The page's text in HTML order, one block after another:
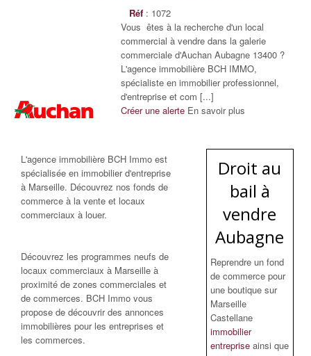
Réf : 1072
Vous êtes à la recherche d'un local
commercial à vendre dans la galerie
commerciale d'Auchan Aubagne 13400 ?
L'agence immobilière BCH IMMO,
spécialiste en immobilier professionnel,
d'entreprise et com [...]
Créer une alerte En savoir plus
L'agence immobilière BCH Immo est
spécialisée en immobilier d'entreprise
à Marseille. Découvrez nos fonds de
commerce à la vente et locaux
commerciaux à louer.
Découvrez les programmes neufs de
locaux commerciaux à Marseille à
proximité de zones commerciales et
de commerces. BCH Immo vous
propose de découvrir des annonces
immobilières pour les entreprises et
les commerces.
Droit au
bail à
vendre
Aubagne
Reprendre un fond
de commerce pour
une boutique sur
Marseille
Castellane
immobilier
entreprise ainsi que